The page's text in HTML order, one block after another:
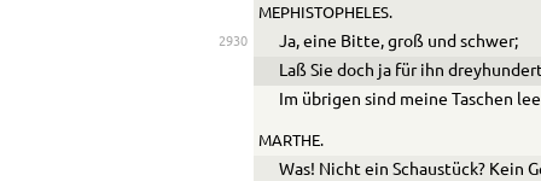
MEPHISTOPHELES.
2930
Ja, eine Bitte, groß und schwer;
Laß Sie doch ja für ihn
Im übrigen sind meine Taschen
MARTHE.
Was! Nicht ein Schaustück? Kein